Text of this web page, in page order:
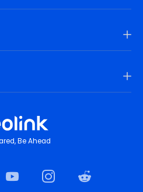
Be Ahead